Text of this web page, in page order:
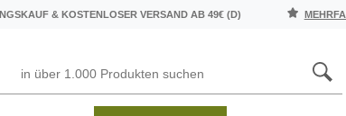
& KOSTENLOSER VERSAND AB 49€ (D)